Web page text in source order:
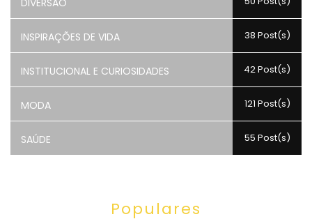
INSPIRAÇÕES DE VIDA 38 Post(s)
INSTITUCIONAL E CURIOSIDADES 42 Post(s)
MODA 121 Post(s)
SAÚDE 55 Post(s)
Populares